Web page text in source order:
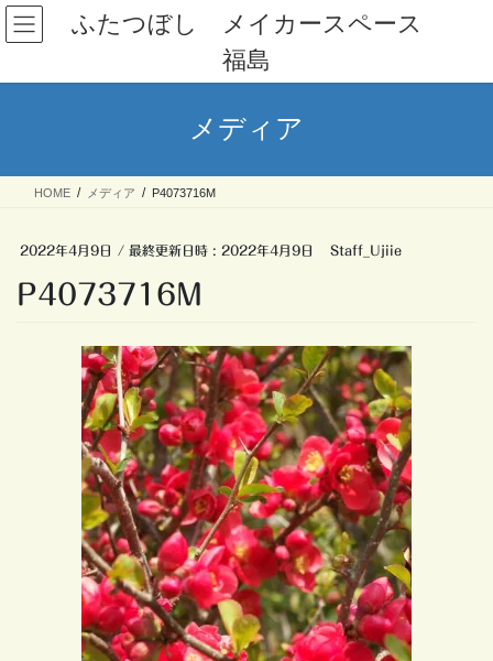
コ
ン
ン
ナ
ビ
ー
ふたつぼし メイカースペース
福島
メディア
HOME メディア P4073716M
2022年4月9日 / 最終更新日時 : 2022年4月9日 Staff_Ujiie
P4073716M